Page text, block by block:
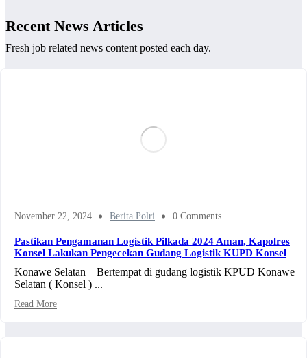
Recent News Articles
Fresh job related news content posted each day.
November 22, 2024 Berita Polri 0 Comments
Pastikan Pengamanan Logistik Pilkada 2024 Aman, Kapolres
Konsel Lakukan Pengecekan Gudang Logistik KUPD Konsel
Konawe Selatan – Bertempat di gudang logistik KPUD Konawe
Selatan ( Konsel ) ...
Read More